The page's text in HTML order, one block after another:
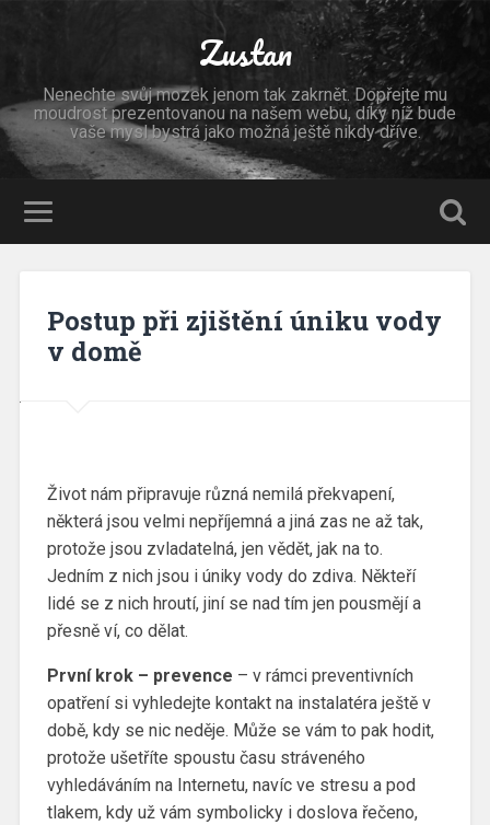
Zustan
Nenechte svůj mozek jenom tak zakrnět. Dopřejte mu
moudrost prezentovanou na našem webu, díky níž bude
vaše mysl bystrá jako možná ještě nikdy dříve.
Postup při zjištění úniku vody
v domě
Život nám připravuje různá nemilá překvapení,
některá jsou velmi nepříjemná a jiná zas ne až tak,
protože jsou zvladatelná, jen vědět, jak na to.
Jedním z nich jsou i úniky vody do zdiva. Někteří
lidé se z nich hroutí, jiní se nad tím jen pousmějí a
přesně ví, co dělat.
První krok – prevence – v rámci preventivních
opatření si vyhledejte kontakt na instalatéra ještě v
době, kdy se nic neděje. Může se vám to pak hodit,
protože ušetříte spoustu času stráveného
vyhledáváním na Internetu, navíc ve stresu a pod
tlakem, kdy už vám symbolicky i doslova řečeno,